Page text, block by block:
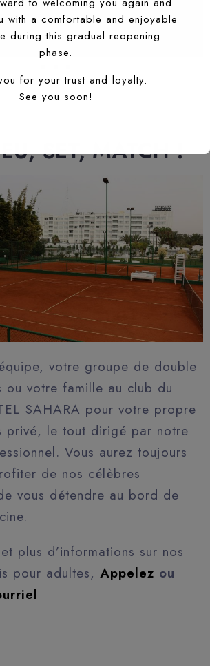
SET, MATCH !
votre groupe de double
ou votre famille au club du
SAHARA pour votre propre
privé, le tout dirigé par notre
Vous aurez toujours
de nos célèbres
vous détendre au bord de
plus d’informations sur nos
pour adultes, Appelez ou
with a comfortable and enjoyable
during this gradual reopening
phase.
for your trust and loyalty.
See you soon!